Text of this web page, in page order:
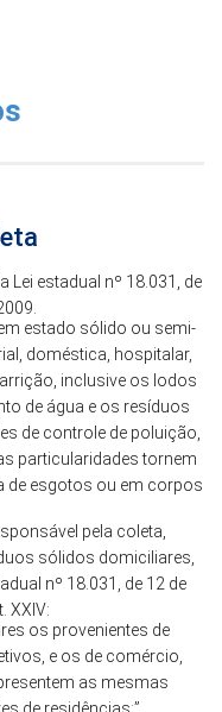
Lei estadual nº 18.031, de
estado sólido ou semi-
doméstica, hospitalar,
inclusive os lodos
de água e os resíduos
de controle de poluição,
particularidades tornem
de esgotos ou em corpos
pela coleta,
sólidos domiciliares,
nº 18.031, de 12 de
XXIV:
os provenientes de
e os de comércio,
as mesmas